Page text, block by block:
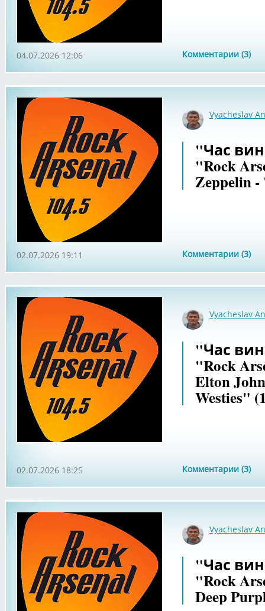
Комментарии (3)
04.07.2026 12:06
Vyacheslav
"Час
"Rock
Zeppelin -
Комментарии (3)
02.07.2026 19:11
Vyacheslav
"Час
"Rock
Elton
Westies"
Комментарии (3)
02.07.2026 18:25
Vyacheslav
"Час
"Rock
Deep